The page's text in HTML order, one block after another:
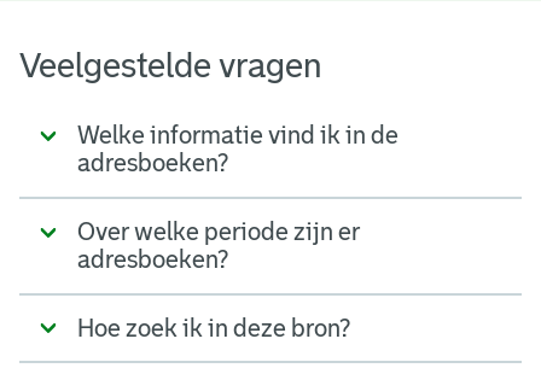
Veelgestelde vragen
Welke informatie vind ik in de
adresboeken?
Over welke periode zijn er
adresboeken?
Hoe zoek ik in deze bron?